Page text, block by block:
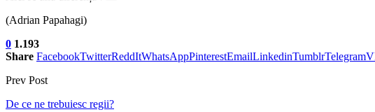
(Adrian Papahagi)
0 1.193
Share FacebookTwitterReddItWhatsAppPinterestEmailLinkedinTumblrTelegram
Prev Post
De ce ne trebuiesc regii?